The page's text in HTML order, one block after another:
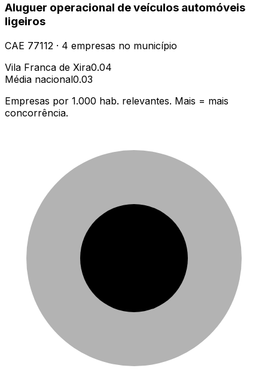
Aluguer operacional de veículos automóveis
ligeiros
CAE 77112 · 4 empresas no município
Vila Franca de Xira0.04
Média nacional0.03
Empresas por 1.000 hab. relevantes. Mais = mais
concorrência.